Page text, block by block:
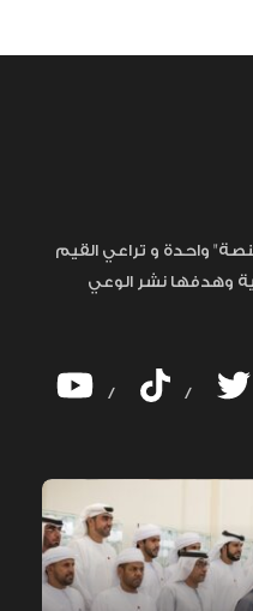
واحدة و تراعي القيم
وهدفها نشر الوعي
/ /